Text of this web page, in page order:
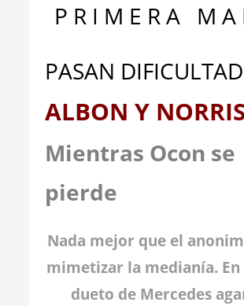
P R I M E R A M A
PASAN
ALBON Y
Mientras Ocon se
pierde
Nada mejor que el
mimetizar la medianía.
dueto de Mercedes